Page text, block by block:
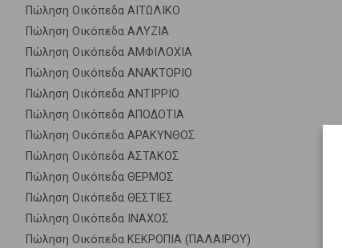
Πώληση Οικόπεδα ΑΙΤΩΛΙΚΟ
Πώληση Οικόπεδα ΑΛΥΖΙΑ
Πώληση Οικόπεδα ΑΜΦΙΛΟΧΙΑ
Πώληση Οικόπεδα ΑΝΑΚΤΟΡΙΟ
Πώληση Οικόπεδα ΑΝΤΙΡΡΙΟ
Πώληση Οικόπεδα ΑΠΟΔΟΤΙΑ
Πώληση Οικόπεδα ΑΡΑΚΥΝΘΟΣ
Πώληση Οικόπεδα ΑΣΤΑΚΟΣ
Πώληση Οικόπεδα ΘΕΡΜΟΣ
Πώληση Οικόπεδα ΘΕΣΤΙΕΣ
Πώληση Οικόπεδα ΙΝΑΧΟΣ
Πώληση Οικόπεδα ΚΕΚΡΟΠΙΑ (ΠΑΛΑΙΡΟΥ)